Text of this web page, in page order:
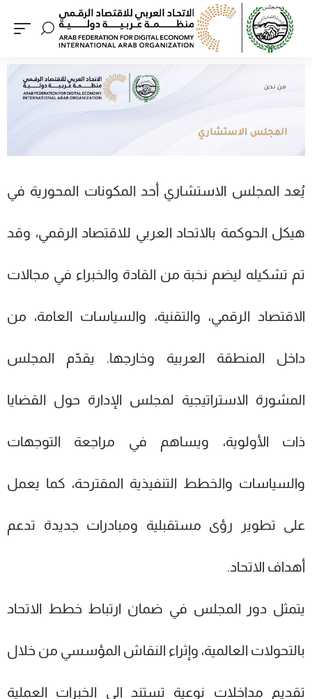
يُعد المجلس الاستشاري أحد المكونات المحورية في
هيكل الحوكمة بالاتحاد العربي للاقتصاد الرقمي، وقد
تم تشكيله ليضم نخبة من القادة والخبراء في مجالات
الاقتصاد الرقمي، والتقنية، والسياسات العامة، من
داخل المنطقة العربية وخارجها. يقدّم المجلس
المشورة الاستراتيجية لمجلس الإدارة حول القضايا
ذات الأولوية، ويساهم في مراجعة التوجهات
والسياسات والخطط التنفيذية المقترحة، كما يعمل
على تطوير رؤى مستقبلية ومبادرات جديدة تدعم
أهداف الاتحاد.
يتمثل دور المجلس في ضمان ارتباط خطط الاتحاد
بالتحولات العالمية، وإثراء النقاش المؤسسي من خلال
تقديم مداخلات نوعية تستند إلى الخبرات العملية